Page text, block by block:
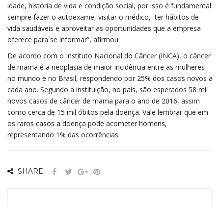
idade, história de vida e condição social, por isso é fundamental
sempre fazer o autoexame, visitar o médico, ter hábitos de
vida saudáveis e aproveitar as oportunidades que a empresa
oferece para se informar”, afirmou.
De acordo com o Instituto Nacional do Câncer (INCA), o câncer
de mama é a neoplasia de maior incidência entre as mulheres
no mundo e no Brasil, respondendo por 25% dos casos novos a
cada ano. Segundo a instituição, no país, são esperados 58 mil
novos casos de câncer de mama para o ano de 2016, assim
como cerca de 15 mil óbitos pela doença. Vale lembrar que em
os raros casos a doença pode acometer homens,
representando 1% das ocorrências.
SHARE: